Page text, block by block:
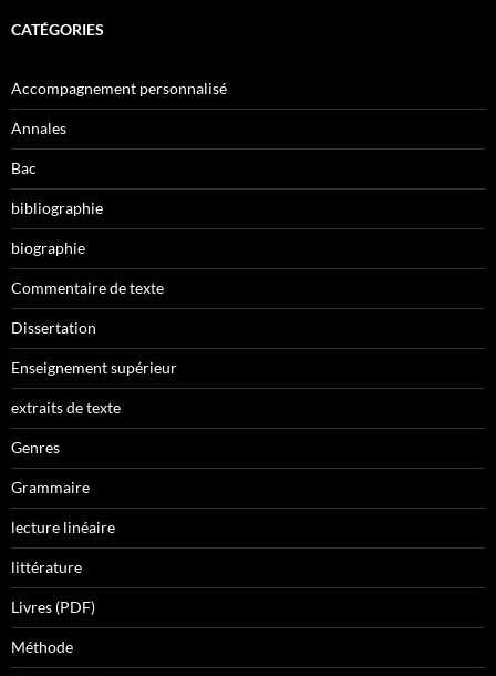
CATÉGORIES
Accompagnement personnalisé
Annales
Bac
bibliographie
biographie
Commentaire de texte
Dissertation
Enseignement supérieur
extraits de texte
Genres
Grammaire
lecture linéaire
littérature
Livres (PDF)
Méthode